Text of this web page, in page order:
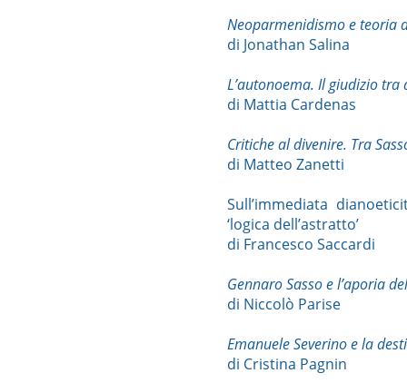
Neoparmenidismo e teoria
di Jonathan Salina
L’autonoema. Il giudizio
di Mattia Cardenas
Critiche al divenire. Tra
di Matteo Zanetti
Sull’immediata
‘logica dell’astratto’
di Francesco Saccardi
Gennaro Sasso e l’aporia
di Niccolò Parise
Emanuele Severino e la
di Cristina Pagnin